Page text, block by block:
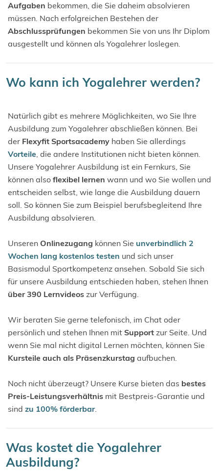
Aufgaben bekommen, die Sie daheim absolvieren
müssen. Nach erfolgreichen Bestehen der
Abschlussprüfungen bekommen Sie von uns Ihr Diplom
ausgestellt und können als Yogalehrer loslegen.
Wo kann ich Yogalehrer werden?
Natürlich gibt es mehrere Möglichkeiten, wo Sie Ihre
Ausbildung zum Yogalehrer abschließen können. Bei
der Flexyfit Sportsacademy haben Sie allerdings
Vorteile, die andere Institutionen nicht bieten können.
Unsere Yogalehrer Ausbildung ist ein Fernkurs, Sie
können also flexibel lernen wann und wo Sie wollen und
entscheiden selbst, wie lange die Ausbildung dauern
soll. So können Sie zum Beispiel berufsbegleitend Ihre
Ausbildung absolvieren.
Unseren Onlinezugang können Sie unverbindlich 2
Wochen lang kostenlos testen und sich unser
Basismodul Sportkompetenz ansehen. Sobald Sie sich
für unsere Ausbildung entschieden haben, stehen Ihnen
über 390 Lernvideos zur Verfügung.
Wir beraten Sie gerne telefonisch, im Chat oder
persönlich und stehen Ihnen mit Support zur Seite. Und
wenn Sie mal nicht digital Lernen möchten, können Sie
Kursteile auch als Präsenzkurstag aufbuchen.
Noch nicht überzeugt? Unsere Kurse bieten das bestes
Preis-Leistungsverhältnis mit Bestpreis-Garantie und
sind zu 100% förderbar.
Was kostet die Yogalehrer
Ausbildung?